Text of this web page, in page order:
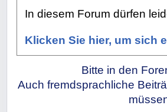
In diesem Forum dürfen
Klicken Sie hier, um sich
Bitte in den
Auch fremdsprachliche